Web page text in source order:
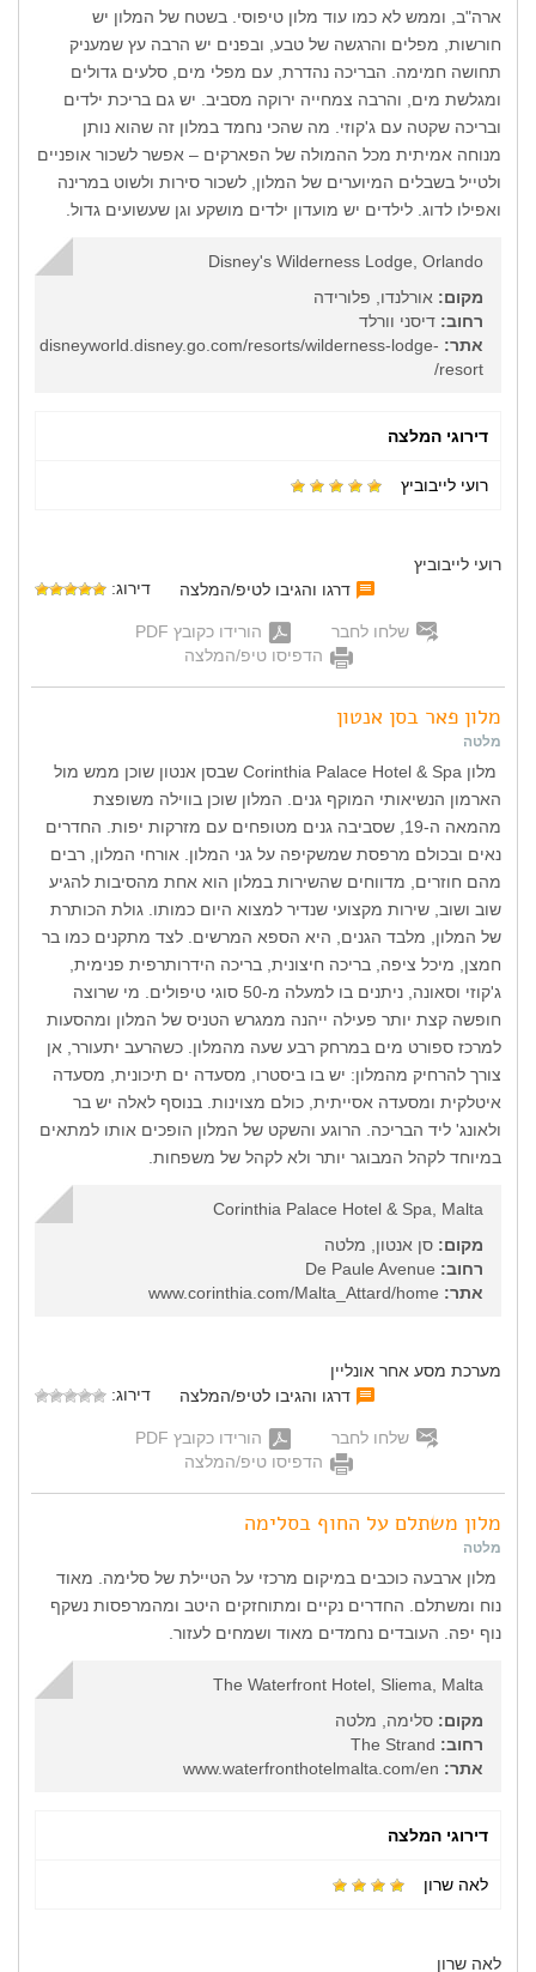
ארה"ב, וממש לא כמו עוד מלון טיפוסי. בשטח של המלון יש
חורשות, מפלים והרגשה של טבע, ובפנים יש הרבה עץ שמעניק
תחושה חמימה. הבריכה נהדרת, עם מפלי מים, סלעים גדולים
ומגלשת מים, והרבה צמחייה ירוקה מסביב. יש גם בריכת ילדים
ובריכה שקטה עם ג'קוזי. מה שהכי נחמד במלון זה שהוא נותן
מנוחה אמיתית מכל ההמולה של הפארקים – אפשר לשכור אופניים
ולטייל בשבלים המיוערים של המלון, לשכור סירות ולשוט במרינה
ואפילו לדוג. לילדים יש מועדון ילדים מושקע וגן שעשועים גדול.
Disney's Wilderness Lodge, Orlando
מקום: אורלנדו, פלורידה
רחוב: דיסני וורלד
אתר: disneyworld.disney.go.com/resorts/wilderness-lodge-
resort/
דירוגי המלצה
רועי לייבוביץ
רועי לייבוביץ
דרגו והגיבו לטיפ/המלצה
דירוג:
שלחו לחבר
הורידו כקובץ PDF
הדפיסו טיפ/המלצה
מלון פאר בסן אנטון
מלטה
מלון Corinthia Palace Hotel & Spa שבסן אנטון שוכן ממש מול
הארמון הנשיאותי המוקף גנים. המלון שוכן בווילה משופצת
מהמאה ה-19, שסביבה גנים מטופחים עם מזרקות יפות. החדרים
נאים ובכולם מרפסת שמשקיפה על גני המלון. אורחי המלון, רבים
מהם חוזרים, מדווחים שהשירות במלון הוא אחת מהסיבות להגיע
שוב ושוב, שירות מקצועי שנדיר למצוא היום כמותו. גולת הכותרת
של המלון, מלבד הגנים, היא הספא המרשים. לצד מתקנים כמו בר
חמצן, מיכל ציפה, בריכה חיצונית, בריכה הידרותרפית פנימית,
ג'קוזי וסאונה, ניתנים בו למעלה מ-50 סוגי טיפולים. מי שרוצה
חופשה קצת יותר פעילה ייהנה ממגרש הטניס של המלון ומהסעות
למרכז ספורט מים במרחק רבע שעה מהמלון. כשהרעב יתעורר, אן
צורך להרחיק מהמלון: יש בו ביסטרו, מסעדה ים תיכונית, מסעדה
איטלקית ומסעדה אסייתית, כולם מצוינות. בנוסף לאלה יש בר
ולאונג' ליד הבריכה. הרוגע והשקט של המלון הופכים אותו למתאים
במיוחד לקהל המבוגר יותר ולא לקהל של משפחות.
Corinthia Palace Hotel & Spa, Malta
מקום: סן אנטון, מלטה
רחוב:
אתר:
מערכת מסע אחר אונליין
דרגו והגיבו לטיפ/המלצה
דירוג:
שלחו לחבר
הורידו כקובץ PDF
הדפיסו טיפ/המלצה
מלון משתלם על החוף בסלימה
מלטה
מלון ארבעה כוכבים במיקום מרכזי על הטיילת של סלימה. מאוד
נוח ומשתלם. החדרים נקיים ומתוחזקים היטב ומהמרפסות נשקף
נוף יפה. העובדים נחמדים מאוד ושמחים לעזור.
The Waterfront Hotel, Sliema, Malta
מקום: סלימה, מלטה
רחוב:
אתר:
דירוגי המלצה
לאה שרון
לאה שרון